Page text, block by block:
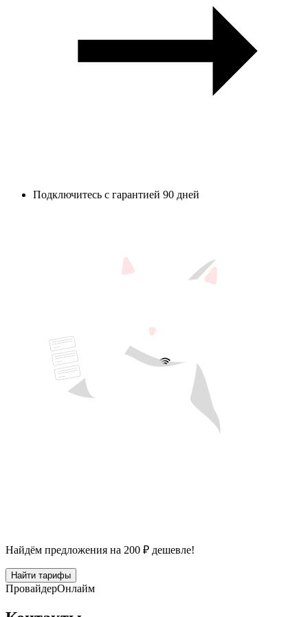
Подключитесь с гарантией 90 дней
Найдём предложения на 200 ₽ дешевле!
Найти тарифы
ПровайдерОнлайм